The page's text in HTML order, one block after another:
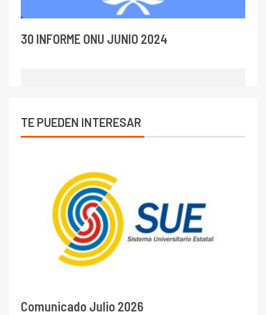
30 INFORME ONU JUNIO 2024
TE PUEDEN INTERESAR
Comunicado Julio 2026